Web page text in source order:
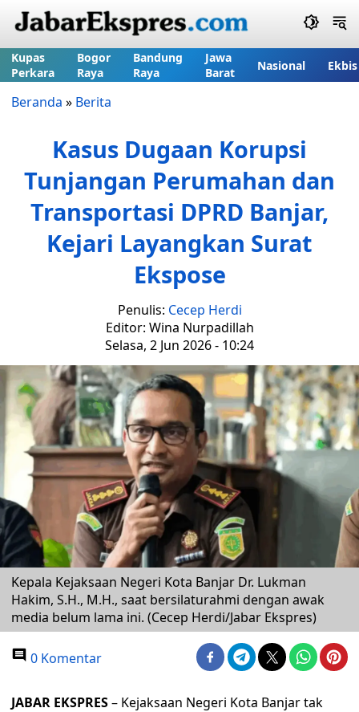
Kupas
Perkara
Bogor
Raya
Bandung
Raya
Jawa
Barat
Nasional Ekbis
Beranda » Berita
Kasus Dugaan Korupsi
Tunjangan Perumahan dan
Transportasi DPRD Banjar,
Kejari Layangkan Surat
Ekspose
Penulis: Cecep Herdi
Editor: Wina Nurpadillah
Selasa, 2 Jun 2026 - 10:24
Kepala Kejaksaan Negeri Kota Banjar Dr. Lukman
Hakim, S.H., M.H., saat bersilaturahmi dengan awak
media belum lama ini. (Cecep Herdi/Jabar Ekspres)
0 Komentar
JABAR EKSPRES– Kejaksaan Negeri Kota Banjar tak